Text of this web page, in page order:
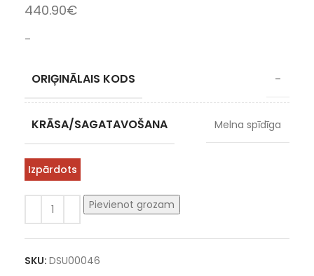
440.90€
–
ORIĢINĀLAIS KODS –
KRĀSA/SAGATAVOŠANA Melna spīdīga
Izpārdots
Pievienot grozam
SKU: DSU00046